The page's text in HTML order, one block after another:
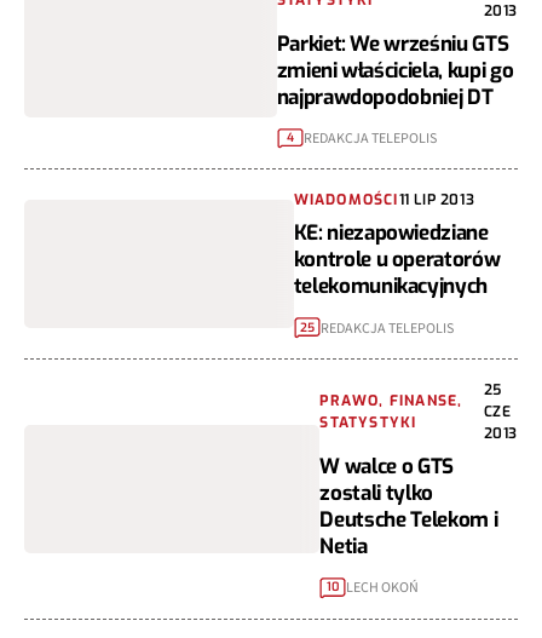
2013
Parkiet: We wrześniu GTS
zmieni właściciela, kupi go
najprawdopodobniej DT
4 REDAKCJA TELEPOLIS
WIADOMOŚCI11 LIP 2013
KE: niezapowiedziane
kontrole u operatorów
telekomunikacyjnych
25 REDAKCJA TELEPOLIS
PRAWO, FINANSE,
STATYSTYKI
25
CZE
2013
W walce o GTS
zostali tylko
Deutsche Telekom i
Netia
10 LECH OKOŃ